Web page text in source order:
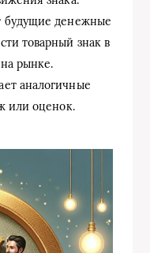
будущие денежные
товарный знак в
на рынке.
аналогичные
или оценок.